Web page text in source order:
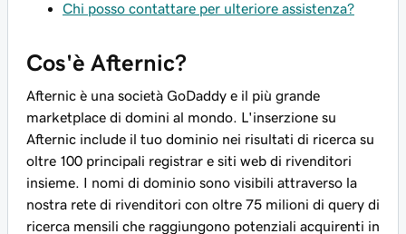
Chi posso contattare per ulteriore assistenza?
Cos'è Afternic?
Afternic è una società GoDaddy e il più grande
marketplace di domini al mondo. L'inserzione su
Afternic include il tuo dominio nei risultati di ricerca su
oltre 100 principali registrar e siti web di rivenditori
insieme. I nomi di dominio sono visibili attraverso la
nostra rete di rivenditori con oltre 75 milioni di query di
ricerca mensili che raggiungono potenziali acquirenti in